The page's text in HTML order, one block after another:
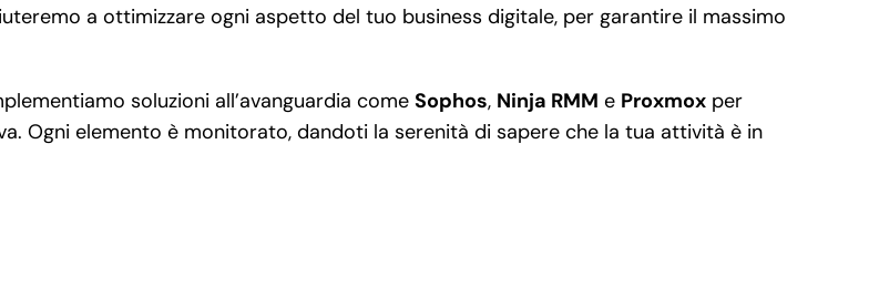
a ottimizzare ogni aspetto del tuo business digitale, per garantire il massimo
soluzioni all’avanguardia come Sophos, Ninja RMM e Proxmoxper
Ogni elemento è monitorato, dandoti la serenità di sapere che la tua attività è in